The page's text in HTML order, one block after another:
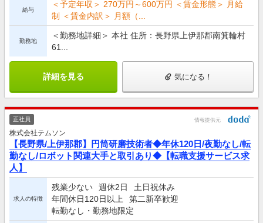
給与
＜予定年収＞ 270万円～600万円 ＜賃金形態＞ 月給
制 ＜賃金内訳＞ 月額（...
勤務地
＜勤務地詳細＞ 本社 住所：長野県上伊那郡南箕輪村
61...
詳細を見る 気になる！
正社員 情報提供元
株式会社テムソン
【長野県/上伊那郡】円筒研磨技術者◆年休120日/夜勤なし/転
勤なし/ロボット関連大手と取引あり◆【転職支援サービス求
人】
求人の特徴
残業少ない 週休2日
土日祝休み
年間休日120日以上
第二新卒歓迎
転勤なし・勤務地限定